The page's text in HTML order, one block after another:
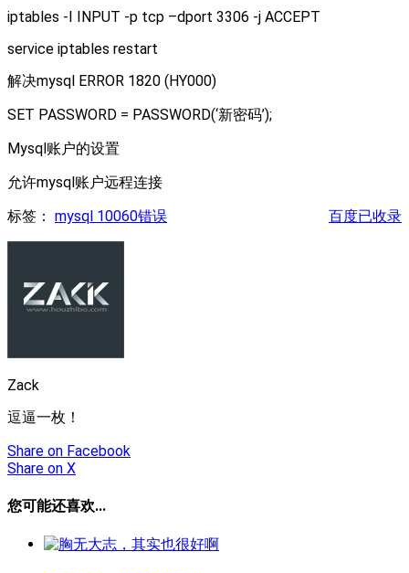
iptables -I INPUT -p tcp –dport 3306 -j ACCEPT
service iptables restart
解决mysql ERROR 1820 (HY000)
SET PASSWORD = PASSWORD(‘新密码’);
Mysql账户的设置
允许mysql账户远程连接
百度已收录
标签： mysql 10060错误
Zack
逗逼一枚！
Share on Facebook
Share on X
您可能还喜欢...